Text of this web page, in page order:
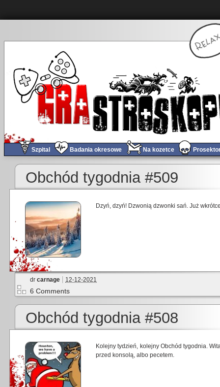
Szpital Badania okresowe Na kozetce
Obchód tygodnia #509
Dzyń, dzyń! Dzwonią dzwonki sań. Już
dr carnage 12-12-2021
6 Comments
Obchód tygodnia #508
Kolejny tydzień, kolejny Obchód tygodnia.
przed konsolą, albo pecetem.